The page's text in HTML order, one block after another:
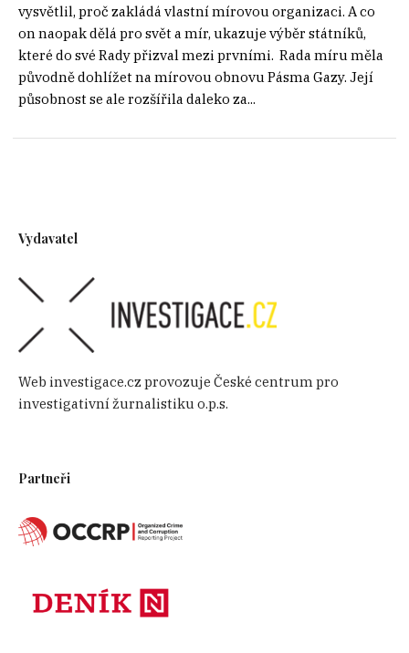
vysvětlil, proč zakládá vlastní mírovou organizaci. A co
on naopak dělá pro svět a mír, ukazuje výběr státníků,
které do své Rady přizval mezi prvními. Rada míru měla
původně dohlížet na mírovou obnovu Pásma Gazy. Její
působnost se ale rozšířila daleko za...
Vydavatel
Web investigace.cz provozuje České centrum pro
investigativní žurnalistiku o.p.s.
Partneři